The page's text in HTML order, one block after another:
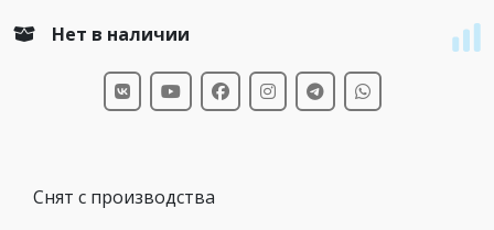
Нет в наличии
Снят с производства